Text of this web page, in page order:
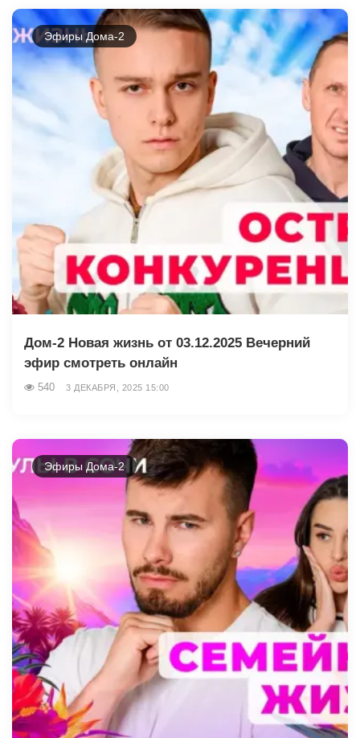
Эфиры Дома-2
Дом-2 Новая жизнь от 03.12.2025 Вечерний
эфир смотреть онлайн
540 3 ДЕКАБРЯ, 2025 15:00
Эфиры Дома-2